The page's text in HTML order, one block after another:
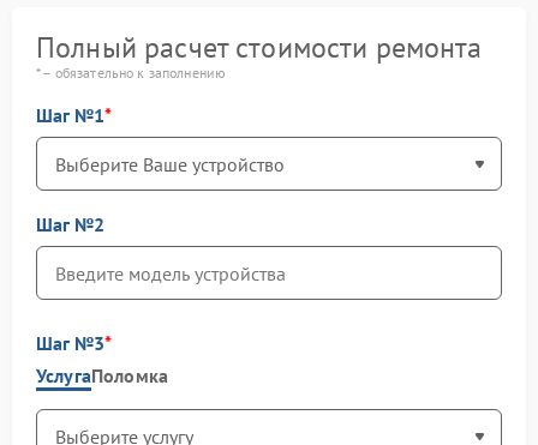
Полный расчет стоимости ремонта
* – обязательно к заполнению
Шаг №1
Шаг №2
Шаг №3
УслугаПоломка